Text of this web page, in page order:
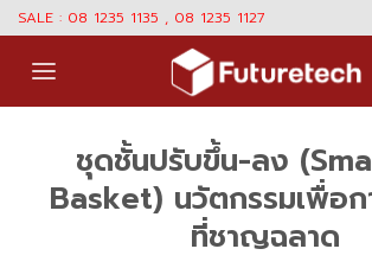
Skip
content
SALE : 08 1235 1135 , 08 1235 1127
ชุดชั้นปรับขึ้น-ลง
Basket) นวัตกรรมเพื่อก
ที่ชาญฉลาด